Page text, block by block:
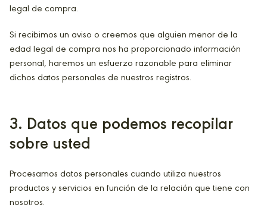
legal de compra.
Si recibimos un aviso o creemos que alguien menor de la
edad legal de compra nos ha proporcionado información
personal, haremos un esfuerzo razonable para eliminar
dichos datos personales de nuestros registros.
3. Datos que podemos recopilar
sobre usted
Procesamos datos personales cuando utiliza nuestros
productos y servicios en función de la relación que tiene con
nosotros.